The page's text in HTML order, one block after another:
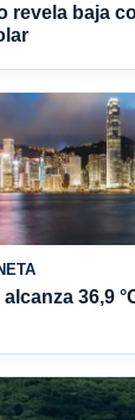
revela baja
36,9